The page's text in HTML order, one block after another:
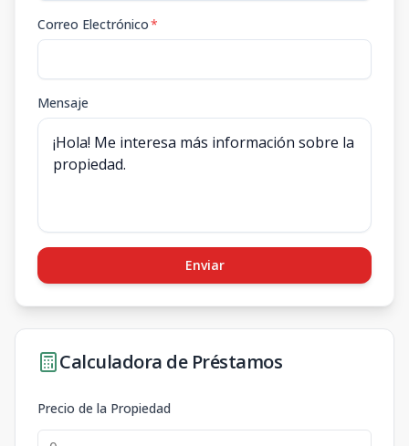
Correo Electrónico*
Mensaje
Enviar
Calculadora de Préstamos
Precio de la Propiedad